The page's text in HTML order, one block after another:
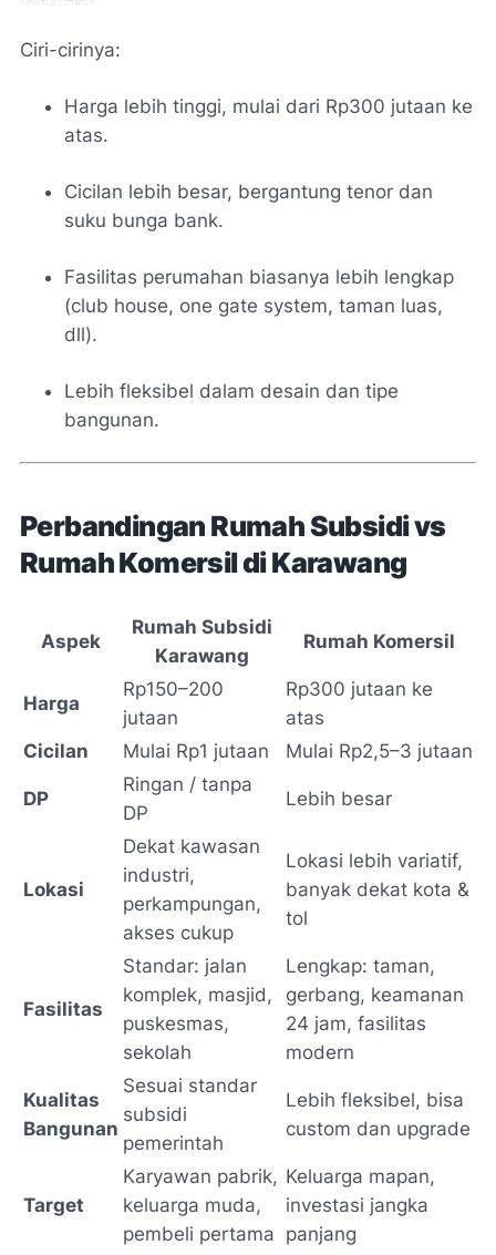
Ciri-cirinya:
Harga lebih tinggi, mulai dari Rp300 jutaan ke
atas.
Cicilan lebih besar, bergantung tenor dan
suku bunga bank.
Fasilitas perumahan biasanya lebih lengkap
(club house, one gate system, taman luas,
dll).
Lebih fleksibel dalam desain dan tipe
bangunan.
Perbandingan Rumah Subsidi vs
Rumah Komersil di Karawang
Aspek
Rumah Subsidi
Karawang
Rumah Komersil
Harga
Rp150–200
jutaan
Rp300 jutaan ke
atas
Cicilan
Mulai Rp1 jutaan Mulai Rp2,5–3 jutaan
DP
Ringan / tanpa
DP
Lebih besar
Lokasi
Dekat kawasan
industri,
perkampungan,
akses cukup
Lokasi lebih variatif,
banyak dekat kota &
tol
Fasilitas
Standar: jalan
komplek, masjid,
puskesmas,
sekolah
Lengkap: taman,
gerbang, keamanan
24 jam, fasilitas
modern
Kualitas
Bangunan
Sesuai standar
subsidi
pemerintah
Lebih fleksibel, bisa
custom dan upgrade
Target
Karyawan pabrik,
keluarga muda,
pembeli pertama
Keluarga mapan,
investasi jangka
panjang